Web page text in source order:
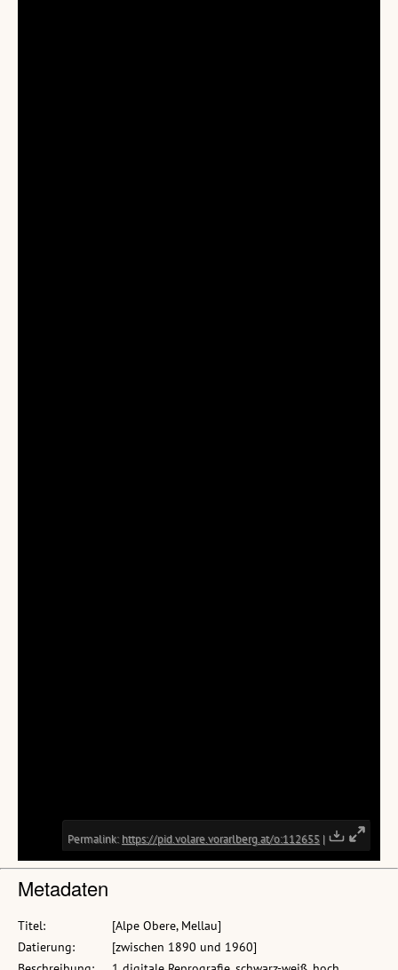
Metadaten
Titel:
[Alpe Obere, Mellau]
Datierung:
[zwischen 1890 und 1960]